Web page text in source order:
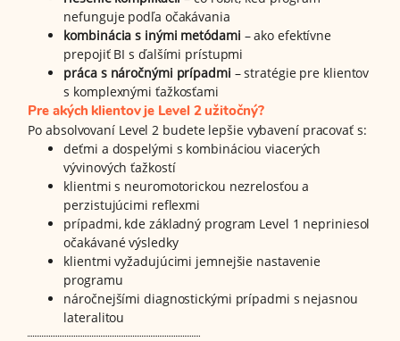
nefunguje podľa očakávania
kombinácia s inými metódami – ako efektívne
prepojiť BI s ďalšími prístupmi
práca s náročnými prípadmi – stratégie pre klientov
s komplexnými ťažkosťami
Pre akých klientov je Level 2 užitočný?
Po absolvovaní Level 2 budete lepšie vybavení pracovať s:
deťmi a dospelými s kombináciou viacerých
vývinových ťažkostí
klientmi s neuromotorickou nezrelosťou a
perzistujúcimi reflexmi
prípadmi, kde základný program Level 1 nepriniesol
očakávané výsledky
klientmi vyžadujúcimi jemnejšie nastavenie
programu
náročnejšími diagnostickými prípadmi s nejasnou
lateralitou